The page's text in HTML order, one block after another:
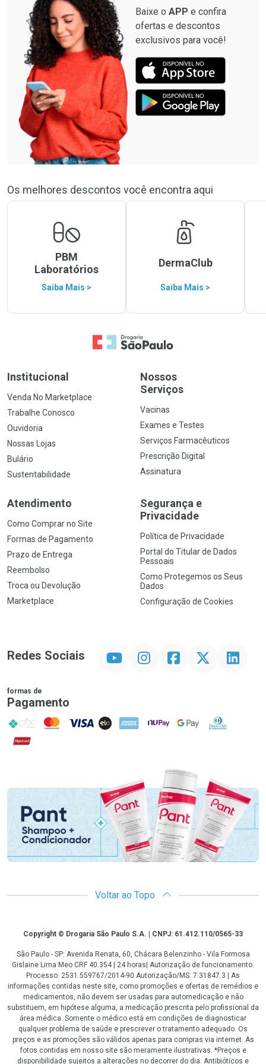
Baixe o APP e confira
ofertas e descontos
exclusivos para você!
Os melhores descontos você encontra aqui
PBM
Laboratórios
Saiba Mais >
DermaClub
Saiba Mais >
Ir para a Home
Institucional
Venda No Marketplace
Trabalhe Conosco
Ouvidoria
Nossas Lojas
Bulário
Sustentabilidade
Nossos
Serviços
Vacinas
Exames e Testes
Serviços Farmacêuticos
Prescrição Digital
Assinatura
Atendimento
Como Comprar no Site
Formas de Pagamento
Prazo de Entrega
Reembolso
Troca ou Devolução
Marketplace
Segurança e
Privacidade
Política de Privacidade
Portal do Titular de Dados
Pessoais
Como Protegemos os Seus
Dados
Configuração de Cookies
Redes Sociais InstagramFacebookTwitter Linkedin
formas de
Pagamento
PIX MasterCard
VISA ELO AMEX NuPay Google PayDiners Club
Hipercard
Voltar ao Topo
CopyrightCopyright © Drogaria São Paulo S.A. | CNPJ: 61.412.110/0565-33
São Paulo - SP: Avenida Renata, 60, Chácara Belenzinho - Vila Formosa
Gislaine Lima Meo CRF 40.354 | 24 horas| Autorização de funcionamento:
Processo: 2531.559767/2014-90 Autorização/MS: 7.31847.3 | As
informações contidas neste site, como promoções e ofertas de remédios e
medicamentos, não devem ser usadas para automedicação e não
substituem, em hipótese alguma, a medicação prescrita pelo profissional da
área médica. Somente o médico está em condições de diagnosticar
qualquer problema de saúde e prescrever o tratamento adequado. Os
preços e as promoções são válidos apenas para compras via internet. As
fotos contidas em nosso site são meramente ilustrativas. *Preços e
disponibilidade sujeitos a alterações no decorrer do dia. Antibióticos e